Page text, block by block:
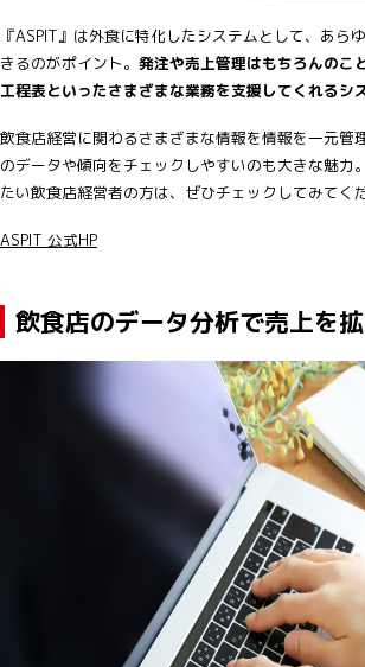
『ASPIT』は外食に特化したシステムとして、あら
きるのがポイント。 発注や売上管理はもちろんのこ
工程表といったさまざまな業務を支援してくれるシ
飲食店経営に関わるさまざまな情報を情報を一元管
のデータや傾向をチェックしやすいのも大きな魅力
たい飲食店経営者の方は、ぜひチェックしてみてく
ASPIT 公式HP
飲食店のデータ分析で売上を